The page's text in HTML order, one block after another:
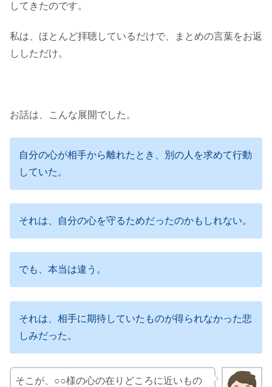
してきたのです。
私は、ほとんど拝聴しているだけで、まとめの言葉をお返
ししただけ。
お話は、こんな展開でした。
自分の心が相手から離れたとき、別の人を求めて行動
していた。
それは、自分の心を守るためだったのかもしれない。
でも、本当は違う。
それは、相手に期待していたものが得られなかった悲
しみだった。
そこが、○○様の心の在りどころに近いもの